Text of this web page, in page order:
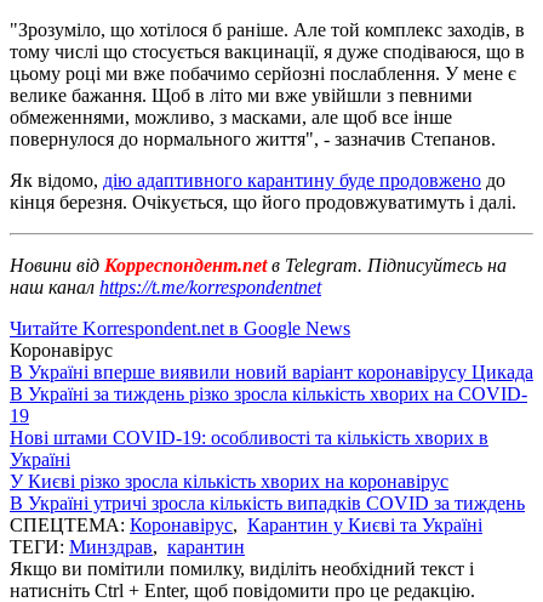
"Зрозуміло, що хотілося б раніше. Але той комплекс заходів, в
тому числі що стосується вакцинації, я дуже сподіваюся, що в
цьому році ми вже побачимо серйозні послаблення. У мене є
велике бажання. Щоб в літо ми вже увійшли з певними
обмеженнями, можливо, з масками, але щоб все інше
повернулося до нормального життя", - зазначив Степанов.
Як відомо, дію адаптивного карантину буде продовжено до
кінця березня. Очікується, що його продовжуватимуть і далі.
Новини від Корреспондент.netв Telegram. Підписуйтесь на
наш канал https://t.me/korrespondentnet
Читайте Korrespondent.net в Google News
Коронавірус
В Україні вперше виявили новий варіант коронавірусу Цикада
В Україні за тиждень різко зросла кількість хворих на COVID-
19
Нові штами COVID-19: особливості та кількість хворих в
Україні
У Києві різко зросла кількість хворих на коронавірус
В Україні утричі зросла кількість випадків COVID за тиждень
СПЕЦТЕМА: Коронавірус, Карантин у Києві та Україні
ТЕГИ: Минздрав, карантин
Якщо ви помітили помилку, виділіть необхідний текст і
натисніть Ctrl + Enter, щоб повідомити про це редакцію.